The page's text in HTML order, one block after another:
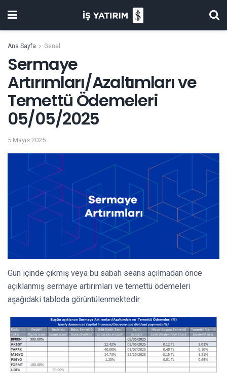
Ana Sayfa Genel
Sermaye
Artırımları/Azaltımları ve
Temettü Ödemeleri
05/05/2025
5 Mayıs 2025
Gün içinde çıkmış veya bu sabah seans açılmadan önce
açıklanmış sermaye artırımları ve temettü ödemeleri
aşağıdaki tabloda görüntülenmektedir